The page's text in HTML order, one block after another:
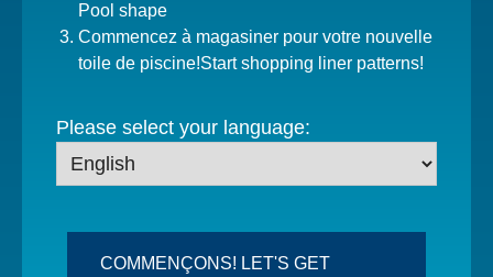
Pool shape
Commencez à magasiner pour votre nouvelle
toile de piscine!Start shopping liner patterns!
Please select your language:
COMMENÇONS! LET'S GET